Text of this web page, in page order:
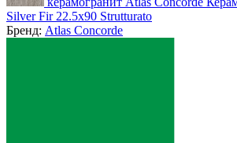
Silver Fir 22.5x90 Strutturato
Бренд: Atlas Concorde